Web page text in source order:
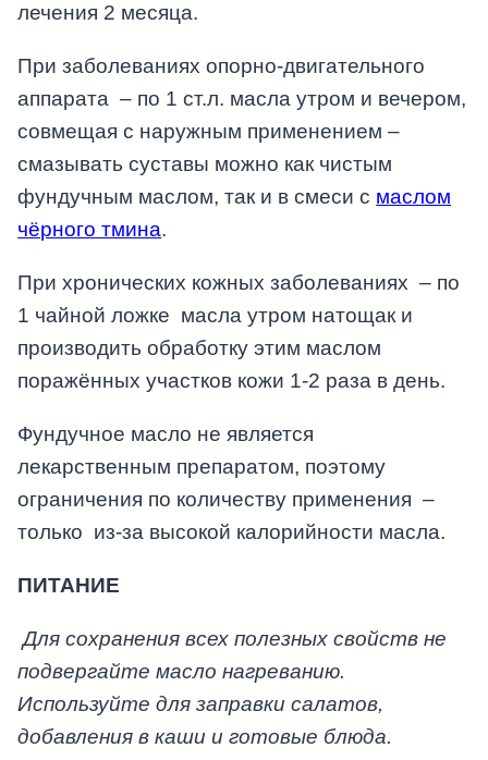
лечения 2 месяца.
При заболеваниях опорно-двигательного
аппарата – по 1 ст.л. масла утром и вечером,
совмещая с наружным применением –
смазывать суставы можно как чистым
фундучным маслом, так и в смеси с маслом
чёрного тмина.
При хронических кожных заболеваниях – по
1 чайной ложке масла утром натощак и
производить обработку этим маслом
поражённых участков кожи 1-2 раза в день.
Фундучное масло не является
лекарственным препаратом, поэтому
ограничения по количеству применения –
только из-за высокой калорийности масла.
ПИТАНИЕ
Для сохранения всех полезных свойств не
подвергайте масло нагреванию.
Используйте для заправки салатов,
добавления в каши и готовые блюда.